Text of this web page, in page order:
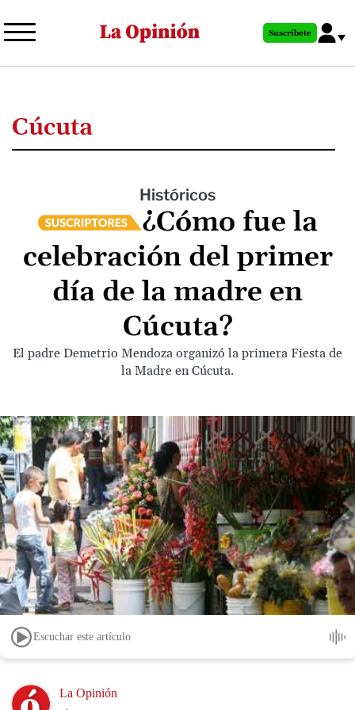
al
principal
Suscríbete
Cúcuta
Históricos
¿Cómo fue la
celebración del primer
día de la madre en
Cúcuta?
El padre Demetrio Mendoza organizó la primera Fiesta de
la Madre en Cúcuta.
Escuchar este artículo
Image La Opinión